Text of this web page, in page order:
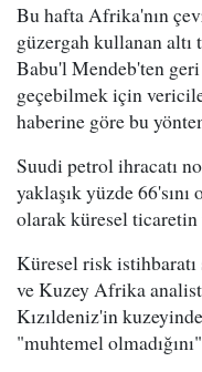
Bu hafta Afrika'nın
güzergah kullanan
Babu'l Mendeb'ten
geçebilmek için
haberine göre bu
Suudi petrol ihracatı
yaklaşık yüzde
olarak küresel ticaretin
Küresel risk
ve Kuzey Afrika
Kızıldeniz'in
"muhtemel